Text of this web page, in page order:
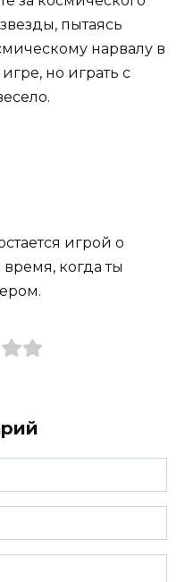
пытаясь
нарвалу в
но играть с
игрой о
когда ты